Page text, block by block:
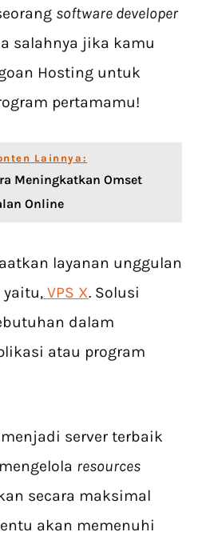
software developer
salahnya jika kamu
Hosting untuk
pertamamu!
Lainnya:
Meningkatkan Omset
Online
layanan unggulan
yaitu, VPS X. Solusi
dalam
atau program
menjadi server terbaik
resources
secara maksimal
akan memenuhi